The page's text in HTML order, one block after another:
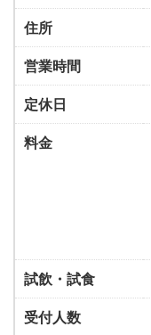
住所
営業時間
定休日
料金
試飲・試食
受付人数